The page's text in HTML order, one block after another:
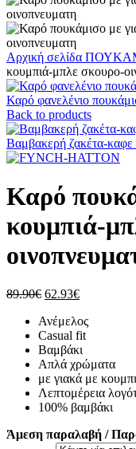
Αρχική σελίδα
κουμπιά-μπλε σκουρο-
Καρό φανελένιο
Back to products
Βαμβακερή ζακέτα-καφε
Καρό
κουμπιά-
89.90€ Original
was:
89.90€.
62.93€Η
τιμή
είναι:
62.93€.
Ανέμελος
Casual fit
Βαμβάκι
Απλά χρώματα
με γιακά με
Λεπτομέρεια
100% βαμβάκι
Άμεση παραλαβή /